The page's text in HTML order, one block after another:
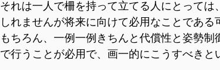
それは一人で柵を持って立てる人にとって
しれませんが将来に向けて必用なことである
もちろん、一例一例きちんと代償性と姿勢
で行うことが必用で、画一的にこうすべきと